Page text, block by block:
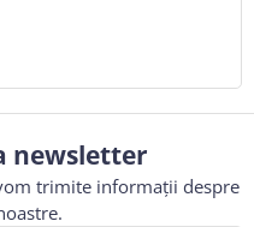
newsletter
trimite informații despre